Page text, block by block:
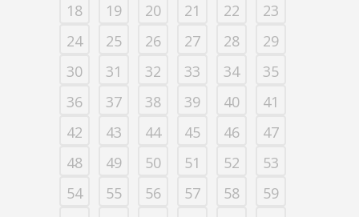
18
19 20 21 22
23
24
25 26 27 28
29
30
31 32 33 34
35
36
37 38 39 40
41
42
43 44 45 46
47
48
49 50 51 52
53
54
55 56 57 58
59